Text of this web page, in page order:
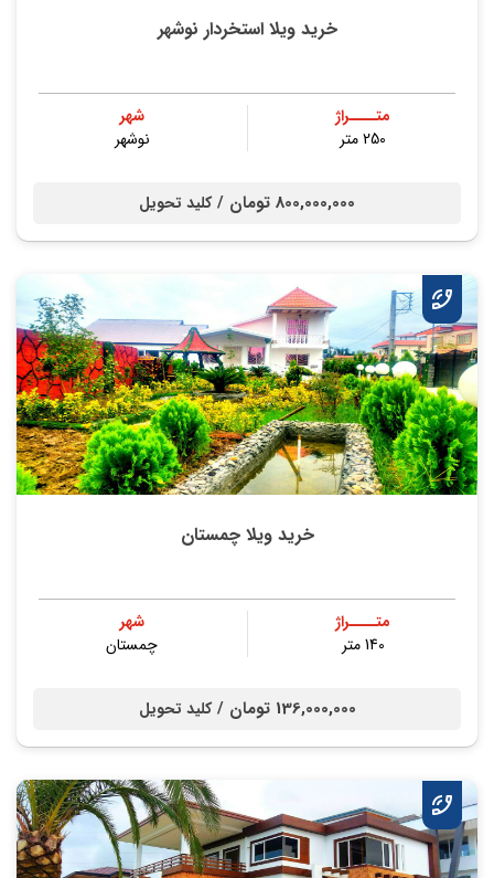
خرید ویلا استخردار نوشهر
متــــراژ
250 متر
شهر
نوشهر
800,000,000 تومان / کلید تحویل
خرید ویلا چمستان
متــــراژ
140 متر
شهر
چمستان
136,000,000 تومان / کلید تحویل